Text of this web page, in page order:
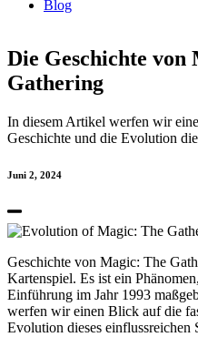
Blog
Die Geschichte von
Gathering
In diesem Artikel werfen wir
Geschichte und die Evolution
Juni 2, 2024
Geschichte von Magic: The
Kartenspiel. Es ist ein
Einführung im Jahr 1993
werfen wir einen Blick auf die
Evolution dieses einflussreichen